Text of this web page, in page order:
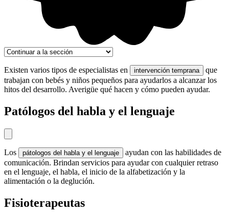
Existen varios tipos de especialistas en intervención temprana
que
trabajan con bebés y niños pequeños para ayudarlos a alcanzar los
hitos del desarrollo. Averigüe qué hacen y cómo pueden ayudar.
Patólogos del habla y el lenguaje
Los pátologos del habla y el lenguaje
ayudan con las habilidades de
comunicación. Brindan servicios para ayudar con cualquier retraso
en el lenguaje, el habla, el inicio de la alfabetización y la
alimentación o la deglución.
Fisioterapeutas